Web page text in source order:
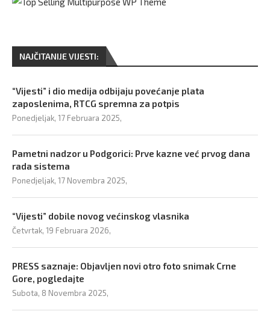
NAJČITANIJE VIJESTI:
“Vijesti” i dio medija odbijaju povećanje plata
zaposlenima, RTCG spremna za potpis
Ponedjeljak, 17 Februara 2025,
Pametni nadzor u Podgorici: Prve kazne već prvog dana
rada sistema
Ponedjeljak, 17 Novembra 2025,
“Vijesti” dobile novog većinskog vlasnika
Četvrtak, 19 Februara 2026,
PRESS saznaje: Objavljen novi otro foto snimak Crne
Gore, pogledajte
Subota, 8 Novembra 2025,